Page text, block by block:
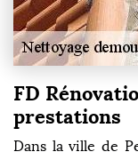
FD
prestations
Dans la ville de